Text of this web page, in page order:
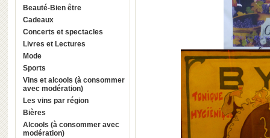
Beauté-Bien être
Cadeaux
Concerts et spectacles
Livres et Lectures
Mode
Sports
Vins et alcools (à consommer
avec modération)
Les vins par région
Bières
Alcools (à consommer avec
modération)